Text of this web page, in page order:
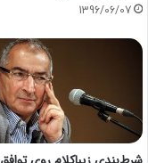
1396/06/07